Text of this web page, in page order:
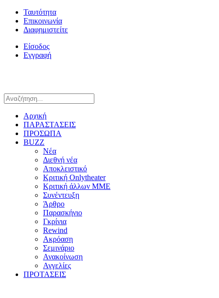
Ταυτότητα
Επικοινωνία
Διαφημιστείτε
Είσοδος
Εγγραφή
Αρχική
ΠΑΡΑΣΤΑΣΕΙΣ
ΠΡΟΣΩΠΑ
BUZZ
Νέα
Διεθνή νέα
Αποκλειστικό
Κριτική Onlytheater
Κριτική άλλων ΜΜΕ
Συνέντευξη
Άρθρο
Παρασκήνιο
Γκρίνια
Rewind
Ακρόαση
Σεμινάριο
Ανακοίνωση
Αγγελίες
ΠΡΟΤΑΣΕΙΣ